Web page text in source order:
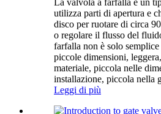
La valvola a farfalla è un
utilizza parti di apertura e
disco per ruotare di circa
o regolare il flusso del
farfalla non è solo
piccole dimensioni,
materiale, piccola nelle
installazione, piccola nella
Leggi di più